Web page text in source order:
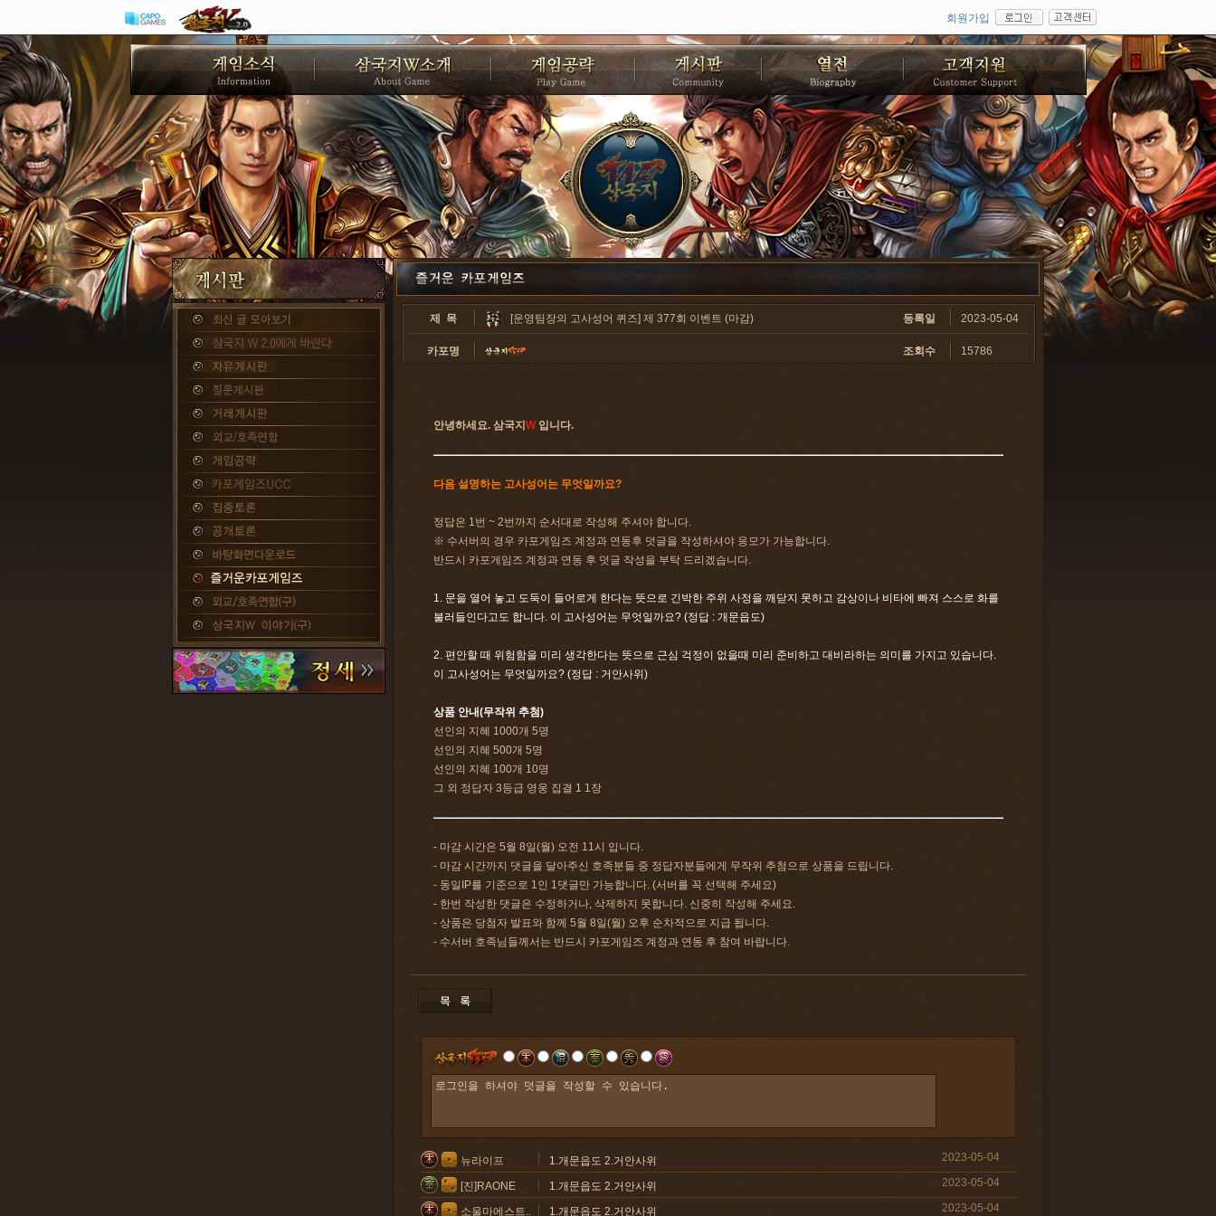
회원가입
제 목 [운영팀장의 고사성어 퀴즈] 제 377회 이벤트 (마감) 등록일 2023-05-04
카포명 조회수 15786
안녕하세요. 삼국지 W입니다.
다음 설명하는 고사성어는 무엇일까요?
정답은 1번 ~ 2번까지 순서대로 작성해 주셔야 합니다.
※ 수서버의 경우 카포게임즈 계정과 연동후 덧글을 작성하셔야 응모가 가능합니다.
반드시 카포게임즈 계정과 연동 후 덧글 작성을 부탁 드리겠습니다.
1. 문을 열어 놓고 도둑이 들어로게 한다는 뜻으로 긴박한 주위 사정을 깨닫지 못하고 감상이나 비타에 빠져 스스로 화를
불러들인다고도 합니다. 이 고사성어는 무엇일까요? (정답 : 개문읍도)
2. 편안할 때 위험함을 미리 생각한다는 뜻으로 근심 걱정이 없을때 미리 준비하고 대비라하는 의미를 가지고 있습니다.
이 고사성어는 무엇일까요? (정답 : 거안사위)
상품 안내(무작위 추첨)
선인의 지혜 1000개 5명
선인의 지혜 500개 5명
선인의 지혜 100개 10명
그 외 정답자 3등급 영웅 집결 1 1장
- 마감 시간은 5월 8일(월) 오전 11시 입니다.
- 마감 시간까지 댓글을 달아주신 호족분들 중 정답자분들에게 무작위 추첨으로 상품을 드립니다.
- 동일IP를 기준으로 1인 1댓글만 가능합니다. (서버를 꼭 선택해 주세요)
- 한번 작성한 댓글은 수정하거나, 삭제하지 못합니다. 신중히 작성해 주세요.
- 상품은 당첨자 발표와 함께 5월 8일(월) 오후 순차적으로 지급 됩니다.
- 수서버 호족님들께서는 반드시 카포게임즈 계정과 연동 후 참여 바랍니다.
뉴라이프 1.개문읍도 2.거안사위 2023-05-04
[진]RAONE 1.개문읍도 2.거안사위 2023-05-04
소울마에스트.. 1.개문읍도 2.거안사위 2023-05-04